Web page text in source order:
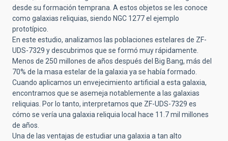
desde su formación temprana. A estos objetos se les conoce
como galaxias reliquias, siendo NGC 1277 el ejemplo
prototípico.
En este estudio, analizamos las poblaciones estelares de ZF-
UDS-7329 y descubrimos que se formó muy rápidamente.
Menos de 250 millones de años después del Big Bang, más del
70% de la masa estelar de la galaxia ya se había formado.
Cuando aplicamos un envejecimiento artificial a esta galaxia,
encontramos que se asemeja notablemente a las galaxias
reliquias. Por lo tanto, interpretamos que ZF-UDS-7329 es
cómo se vería una galaxia reliquia local hace 11.7 mil millones
de años.
Una de las ventajas de estudiar una galaxia a tan alto